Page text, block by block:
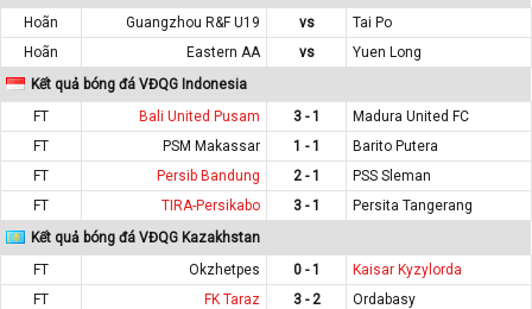
Hoãn
Guangzhou R&F U19 vs
Tai Po
Hoãn
Eastern AA vs
Yuen Long
Kết quả bóng đá VĐQG Indonesia
FT
Bali United Pusam 3 - 1
Madura United FC
FT
PSM Makassar 1 - 1
Barito Putera
FT
Persib Bandung 2 - 1
PSS Sleman
FT
TIRA-Persikabo 3 - 1
Persita Tangerang
Kết quả bóng đá VĐQG Kazakhstan
FT
Okzhetpes 0 - 1
Kaisar Kyzylorda
FT
FK Taraz 3 - 2
Ordabasy